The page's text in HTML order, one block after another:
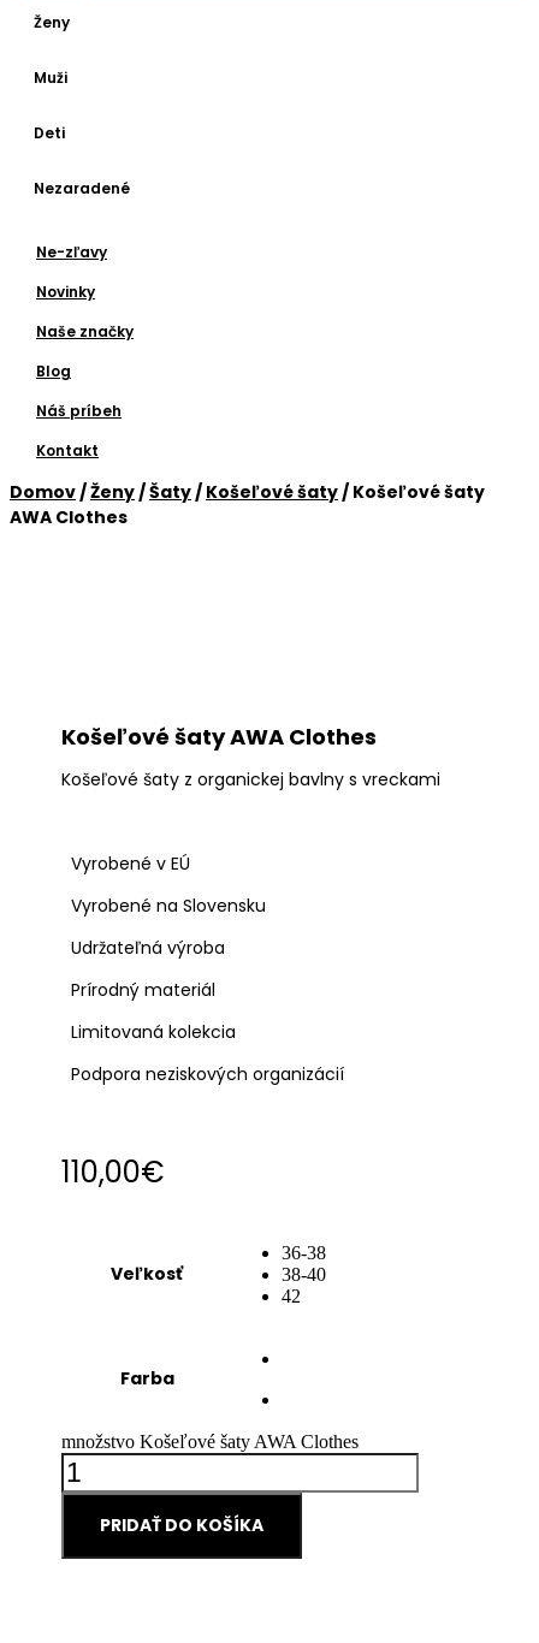
Ženy
Muži
Deti
Nezaradené
Ne-zľavy
Novinky
Naše značky
Blog
Náš príbeh
Kontakt
Domov /Ženy /Šaty / Košeľové šaty / Košeľové šaty
AWA Clothes
Košeľové šaty AWA Clothes
Košeľové šaty z organickej bavlny s vreckami
Vyrobené v EÚ
Vyrobené na Slovensku
Udržateľná výroba
Prírodný materiál
Limitovaná kolekcia
Podpora neziskových organizácií
110,00€
Veľkosť
36-38
38-40
42
Farba
množstvo Košeľové šaty AWA Clothes
PRIDAŤ DO KOŠÍKA